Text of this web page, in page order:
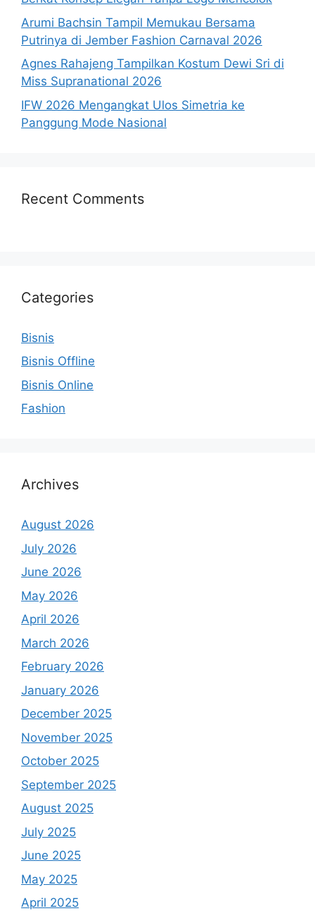
Arumi Bachsin Tampil Memukau Bersama
Putrinya di Jember Fashion Carnaval 2026
Agnes Rahajeng Tampilkan Kostum Dewi Sri di
Miss Supranational 2026
IFW 2026 Mengangkat Ulos Simetria ke
Panggung Mode Nasional
Recent Comments
Categories
Bisnis
Bisnis Offline
Bisnis Online
Fashion
Archives
August 2026
July 2026
June 2026
May 2026
April 2026
March 2026
February 2026
January 2026
December 2025
November 2025
October 2025
September 2025
August 2025
July 2025
June 2025
May 2025
April 2025